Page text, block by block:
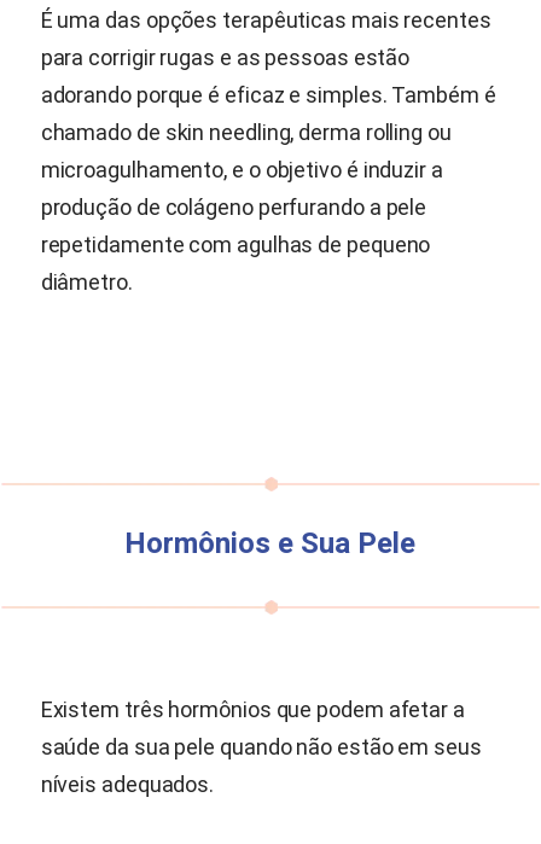
É uma das opções terapêuticas mais recentes
para corrigir rugas e as pessoas estão
adorando porque é eficaz e simples. Também é
chamado de skin needling, derma rolling ou
microagulhamento, e o objetivo é induzir a
produção de colágeno perfurando a pele
repetidamente com agulhas de pequeno
diâmetro.
Hormônios e Sua Pele
Existem três hormônios que podem afetar a
saúde da sua pele quando não estão em seus
níveis adequados.